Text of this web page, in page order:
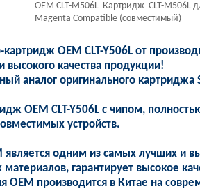
OEM CLT-M506L Картридж CLT-M506L
Magenta Compatible (совместимый)
OEM CLT-Y506L от
качества продукции!
аналог оригинального картриджа
OEM CLT-Y506L с чипом,
устройств.
является одним из самых лучших и
гарантирует высокое
OEM производится в Китае на